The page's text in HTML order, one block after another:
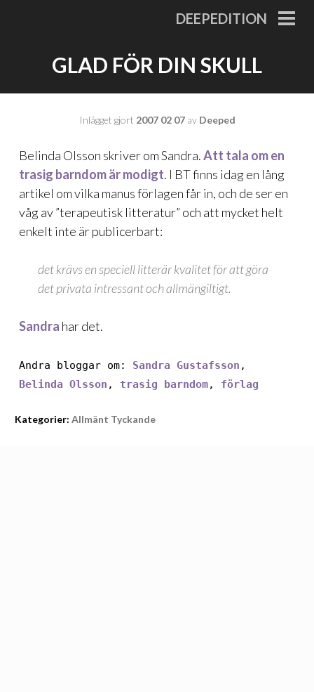
DEEPEDITION
GLAD FÖR DIN SKULL
Inlägget gjort 2007 02 07av Deeped
Belinda Olsson skriver om Sandra.Att tala om en
trasig barndom är modigt. I BT finns idag en lång
artikel om vilka manus förlagen får in, och de ser en
våg av ”terapeutisk litteratur” och att mycket helt
enkelt inte är publicerbart:
det krävs en speciell litterär kvalitet för att göra
det privata intressant och allmängiltigt.
Sandra har det.
Andra bloggar om: Sandra Gustafsson ,
Belinda Olsson , trasig barndom, förlag
Kategorier: Allmänt Tyckande